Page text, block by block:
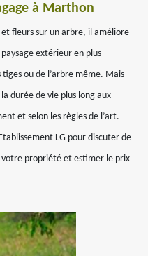
à Marthon
fleurs sur un arbre, il améliore
extérieur en plus
ou de l’arbre même. Mais
durée de vie plus long aux
et selon les règles de l’art.
LG pour discuter de
votre propriété et estimer le prix